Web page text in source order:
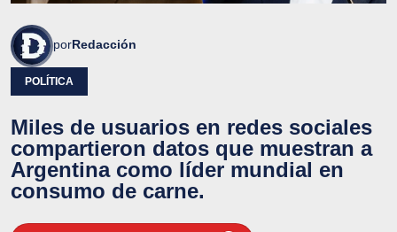
porRedacción
POLÍTICA
Miles de usuarios en redes sociales
compartieron datos que muestran a
Argentina como líder mundial en
consumo de carne.